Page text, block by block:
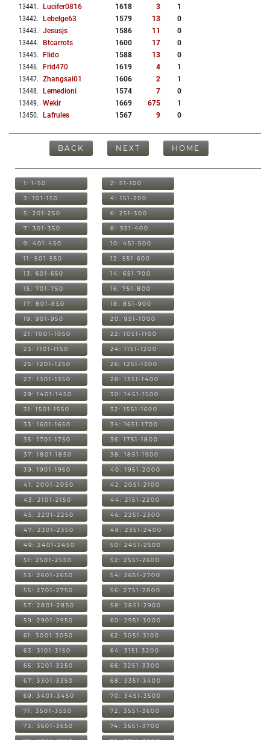
13441 . Lucifer0816 1618 3
1
13442. Lebelge63 1579 13
0
13443. Jesusjs 1586 11
0
13444. Btcarrots 1600 17
0
13445. Flido 1588 13
0
13446. Frid470 1619 4
1
13447. Zhangsai01 1606 2
1
13448. Lemedioni 1574 7
0
13449. Wekir 1669 675
1
13450. Lafrules 1567 9 0
BACK NEXT HOME
1: 1-50 2: 51-100
3: 101-150 4: 151-200
5: 201-250 6: 251-300
7: 301-350 8: 351-400
9: 401-450 10: 451-500
11: 501-550 12: 551-600
13: 601-650 14: 651-700
15: 701-750 16: 751-800
17: 801-850 18: 851-900
19: 901-950 20: 951-1000
21: 1001-1050 22: 1051-1100
23: 1101-1150 24: 1151-1200
25: 1201-1250 26: 1251-1300
27: 1301-1350 28: 1351-1400
29: 1401-1450 30: 1451-1500
31: 1501-1550 32: 1551-1600
33: 1601-1650 34: 1651-1700
35: 1701-1750 36: 1751-1800
37: 1801-1850 38: 1851-1900
39: 1901-1950 40: 1951-2000
41: 2001-2050 42: 2051-2100
43: 2101-2150 44: 2151-2200
45: 2201-2250 46: 2251-2300
47: 2301-2350 48: 2351-2400
49: 2401-2450 50: 2451-2500
51: 2501-2550 52: 2551-2600
53: 2601-2650 54: 2651-2700
55: 2701-2750 56: 2751-2800
57: 2801-2850 58: 2851-2900
59: 2901-2950 60: 2951-3000
61: 3001-3050 62: 3051-3100
63: 3101-3150 64: 3151-3200
65: 3201-3250 66: 3251-3300
67: 3301-3350 68: 3351-3400
69: 3401-3450 70: 3451-3500
71: 3501-3550 72: 3551-3600
73: 3601-3650 74: 3651-3700